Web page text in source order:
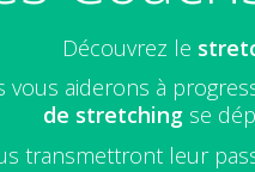
Découvrez le
vous aiderons à
de stretchingse
transmettront leur